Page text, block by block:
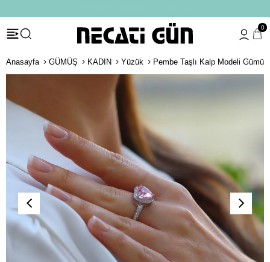
0
Anasayfa GÜMÜŞ KADIN Yüzük Pembe Taşlı Kalp Modeli